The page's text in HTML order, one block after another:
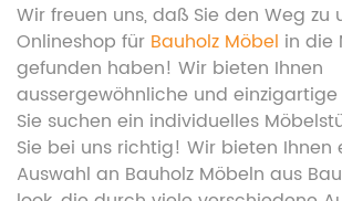
Wir freuen uns, daß Sie den Weg zu
Onlineshop für Bauholz Möbel in die
gefunden haben! Wir bieten Ihnen
aussergewöhnliche und einzigartige
Sie suchen ein individuelles
Sie bei uns richtig! Wir bieten Ihnen
Auswahl an Bauholz Möbeln aus